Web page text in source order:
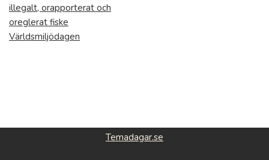
illegalt, orapporterat och
oreglerat fiske
Världsmiljödagen
Temadagar.se